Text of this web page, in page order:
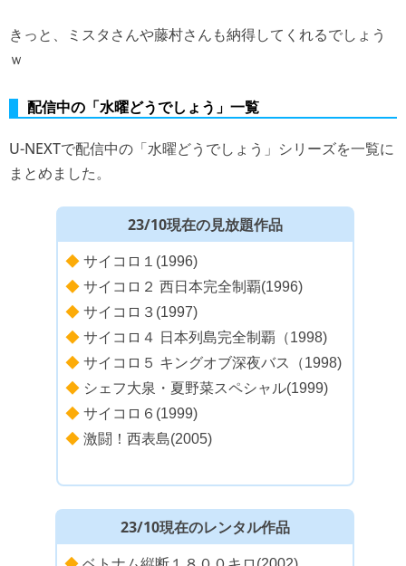
きっと、ミスタさんや藤村さんも納得してくれるでしょう
ｗ
配信中の「水曜どうでしょう」一覧
U-NEXTで配信中の「水曜どうでしょう」シリーズを一覧に
まとめました。
23/10現在の見放題作品
◆ サイコロ１(1996)
◆ サイコロ２ 西日本完全制覇(1996)
◆ サイコロ３(1997)
◆ サイコロ４ 日本列島完全制覇（1998)
◆ サイコロ５ キングオブ深夜バス（1998)
◆ シェフ大泉・夏野菜スペシャル(1999)
◆ サイコロ６(1999)
◆ 激闘！西表島(2005)
23/10現在のレンタル作品